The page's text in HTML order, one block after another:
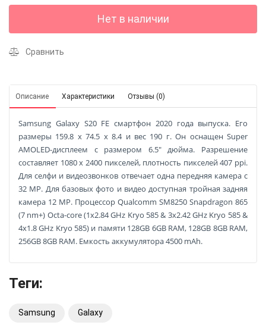
Нет в наличии
Сравнить
Описание Характеристики Отзывы (0)
Samsung Galaxy S20 FE смартфон 2020 года выпуска. Его
размеры 159.8 x 74.5 x 8.4 и вес 190 г. Он оснащен Super
AMOLED-дисплеем с размером 6.5" дюйма. Разрешение
составляет 1080 x 2400 пикселей, плотность пикселей 407 ppi.
Для селфи и видеозвонков отвечает одна передняя камера с
32 MP. Для базовых фото и видео доступная тройная задняя
камера 12 MP. Процессор Qualcomm SM8250 Snapdragon 865
(7 nm+) Octa-core (1x2.84 GHz Kryo 585 & 3x2.42 GHz Kryo 585 &
4x1.8 GHz Kryo 585) и памяти 128GB 6GB RAM, 128GB 8GB RAM,
256GB 8GB RAM. Емкость аккумулятора 4500 mAh.
Теги:
Samsung Galaxy